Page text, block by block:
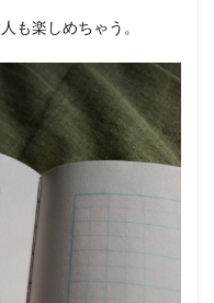
も楽しめちゃう。